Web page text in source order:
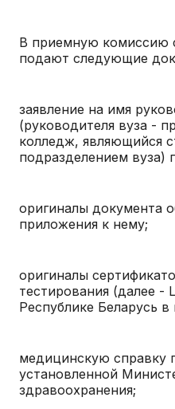
В приемную комиссию
подают следующие
заявление на имя
(руководителя вуза -
колледж, являющийся
подразделением вуза)
оригиналы документа
приложения к нему;
оригиналы
тестирования (далее -
Республике Беларусь в
медицинскую справку
установленной
здравоохранения;